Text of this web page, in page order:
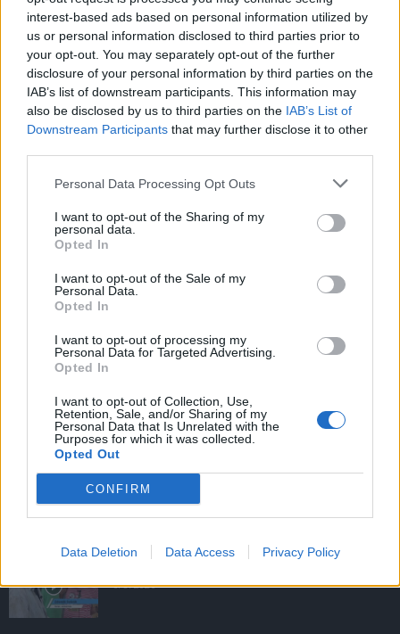
interest-based ads based on personal information utilized by
us or personal information disclosed to third parties prior to
your opt-out. You may separately opt-out of the further
disclosure of your personal information by third parties on the
IAB’s list of downstream participants. This information may
also be disclosed by us to third parties on the IAB’s List of
Downstream Participants that may further disclose it to other
Personal Data Processing Opt Outs
I want to opt-out of the Sharing of my
personal data.
Opted In
I want to opt-out of the Sale of my
Personal Data.
Opted In
I want to opt-out of processing my
Personal Data for Targeted Advertising.
Opted In
I want to opt-out of Collection, Use,
Retention, Sale, and/or Sharing of my
Personal Data that Is Unrelated with the
Purposes for which it was collected.
Opted Out
CONFIRM
Data Deletion Data Access Privacy Policy
Váš názor
kritizuje vedení města. Krátké
zastupitelstvo podle něj odhalilo staré
problémy
Václav Dvořák k dubnovému
zastupitelstvu. Prodej školy, dotace
6. 8. 2026